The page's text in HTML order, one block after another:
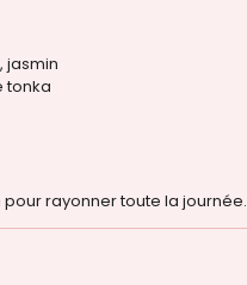
jasmin
tonka
rayonner toute la journée.